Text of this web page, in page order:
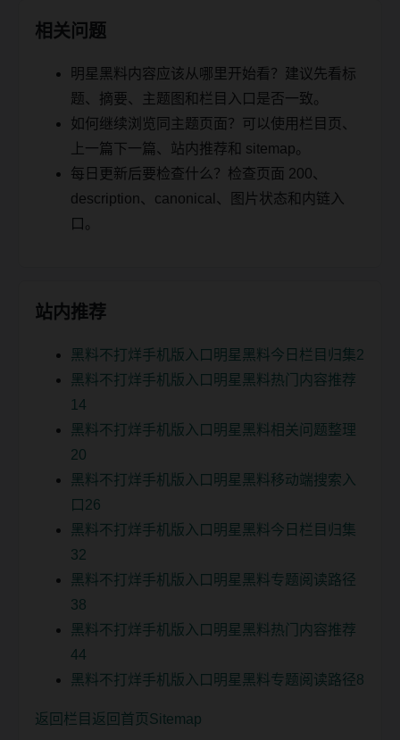
相关问题
明星黑料内容应该从哪里开始看？建议先看标
题、摘要、主题图和栏目入口是否一致。
如何继续浏览同主题页面？可以使用栏目页、
上一篇下一篇、站内推荐和 sitemap。
每日更新后要检查什么？检查页面 200、
description、canonical、图片状态和内链入
口。
站内推荐
黑料不打烊手机版入口明星黑料今日栏目归集2
黑料不打烊手机版入口明星黑料热门内容推荐
14
黑料不打烊手机版入口明星黑料相关问题整理
20
黑料不打烊手机版入口明星黑料移动端搜索入
口26
黑料不打烊手机版入口明星黑料今日栏目归集
32
黑料不打烊手机版入口明星黑料专题阅读路径
38
黑料不打烊手机版入口明星黑料热门内容推荐
44
黑料不打烊手机版入口明星黑料专题阅读路径8
返回栏目 返回首页 Sitemap